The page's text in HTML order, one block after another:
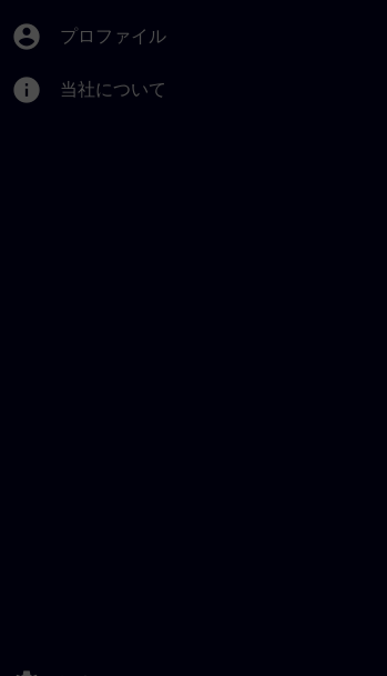
account_circle プロファイル
info 当社について